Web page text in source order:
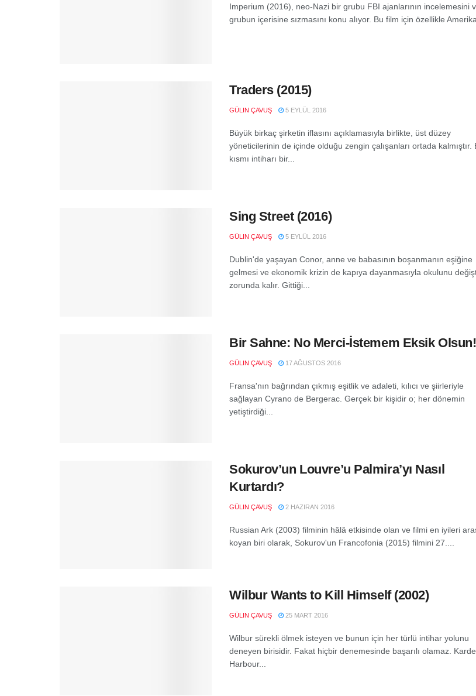
Imperium (2016), neo-Nazi bir grubu FBI ajanlarının incelemesini
grubun içerisine sızmasını konu alıyor. Bu film için özellikle
Traders (2015)
GÜLIN ÇAVUŞ 5 EYLÜL 2016
Büyük birkaç şirketin iflasını açıklamasıyla birlikte, üst düzey
yöneticilerinin de içinde olduğu zengin çalışanları ortada kalmıştır.
kısmı intiharı bir...
Sing Street (2016)
GÜLIN ÇAVUŞ 5 EYLÜL 2016
Dublin'de yaşayan Conor, anne ve babasının boşanmanın eşiğine
gelmesi ve ekonomik krizin de kapıya dayanmasıyla okulunu
zorunda kalır. Gittiği...
Bir Sahne: No Merci-İstemem Eksik Olsun!
GÜLIN ÇAVUŞ 17 AĞUSTOS 2016
Fransa'nın bağrından çıkmış eşitlik ve adaleti, kılıcı ve şiirleriyle
sağlayan Cyrano de Bergerac. Gerçek bir kişidir o; her dönemin
yetiştirdiği...
Sokurov’un Louvre’u Palmira’yı Nasıl
Kurtardı?
GÜLIN ÇAVUŞ 2 HAZIRAN 2016
Russian Ark (2003) filminin hâlâ etkisinde olan ve filmi en iyileri
koyan biri olarak, Sokurov'un Francofonia (2015) filmini 27....
Wilbur Wants to Kill Himself (2002)
GÜLIN ÇAVUŞ 25 MART 2016
Wilbur sürekli ölmek isteyen ve bunun için her türlü intihar yolunu
deneyen birisidir. Fakat hiçbir denemesinde başarılı olamaz.
Harbour...